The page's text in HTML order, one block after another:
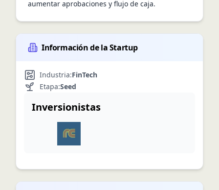
aumentar aprobaciones y flujo de caja.
Información de la Startup
Industria:FinTech
Etapa:Seed
Inversionistas